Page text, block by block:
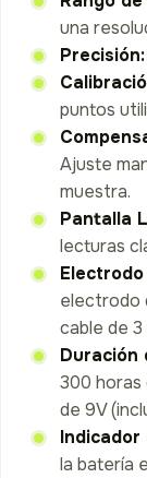
una
Precisión:
puntos
Ajuste
muestra.
Pantalla
lecturas
electrodo
cable de 3
Duración
300 horas
de 9V
Indicador
la batería